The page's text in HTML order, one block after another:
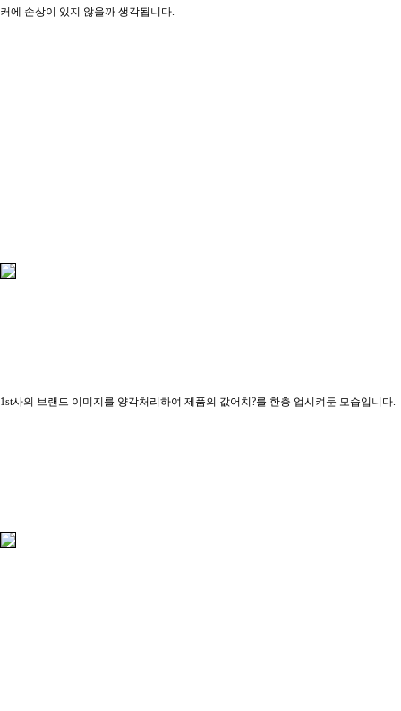
커에 손상이 있지 않을까 생각됩니다.
1st사의 브랜드 이미지를 양각처리하여 제품의 값어치?를 한층 업시켜둔 모습입니다.